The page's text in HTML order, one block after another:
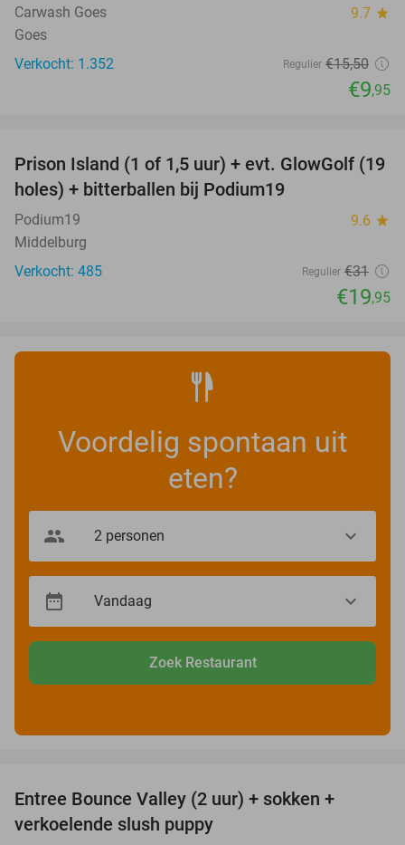
Carwash Goes 9.7 star
Goes
Verkocht: 1.352
Regulier €15,50
€9,95
36%
Prison Island (1 of 1,5 uur) + evt. GlowGolf (19
holes) + bitterballen bij Podium19
Podium19 9.6 star
Middelburg
Verkocht: 485
Regulier €31
€19,95
Voordelig spontaan uit
eten?
Zoek Restaurant
Entree Bounce Valley (2 uur) + sokken +
verkoelende slush puppy